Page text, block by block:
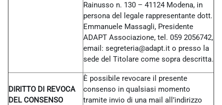
Rainusso n. 130 – 41124 Modena, in
persona del legale rappresentante dott.
Emmanuele Massagli, Presidente
ADAPT Associazione, tel. 059 2056742,
email: segreteria@adapt.it o presso la
sede del Titolare come sopra descritta.
DIRITTO DI REVOCA
DEL CONSENSO
È possibile revocare il presente
consenso in qualsiasi momento
tramite invio di una mail all’indirizzo